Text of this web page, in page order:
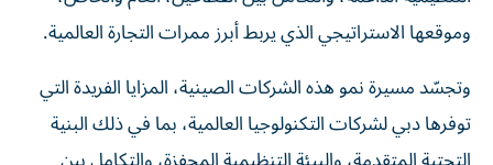
وموقعها الاستراتيجي الذي يربط أبرز ممرات التجارة العالمية.
وتجسّد مسيرة نمو هذه الشركات الصينية، المزايا الفريدة التي
توفرها دبي لشركات التكنولوجيا العالمية، بما في ذلك البنية